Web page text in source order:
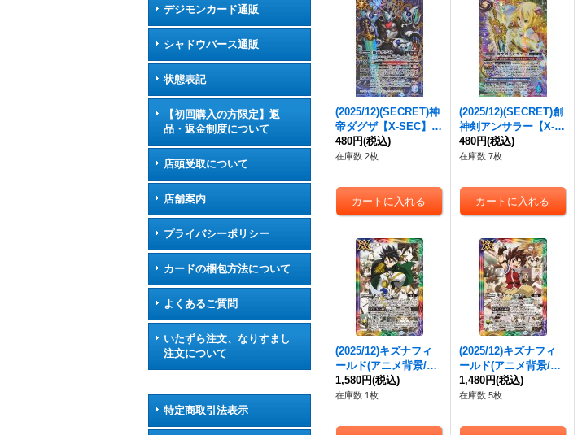
デジモンカード通販
シャドウバース通販
状態表記
【初回購入の方限定】返
品・返金制度について
店頭受取について
店舗案内
プライバシーポリシー
カードの梱包方法について
よくあるご質問
いたずら注文、なりすまし
注文について
特定商取引法表示
(2025/12)(SECRET)神
帝ダグザ【X-SEC】
{BS72-X07}《青》
480円(税込)
在庫数 2枚
(2025/12)(SECRET)創
神剣アンサラー【X-S
EC】{BS72-X08}
《多》
480円(税込)
在庫数 7枚
(2025/12)キズナフィ
ールド(アニメ背景/白
夜王ヤイバイラスト)
【R】{BS72-084}
1,580円(税込)
在庫数 1枚
(2025/12)キズナフィ
ールド(アニメ背景/ツ
ルギ・タテワキイラス
ト)【R】{BS72-084}
1,480円(税込)
在庫数 5枚